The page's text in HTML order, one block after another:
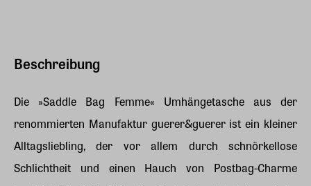
Beschreibung
Die »Saddle Bag Femme« Umhängetasche aus der
renommierten Manufaktur guerer&guerer ist ein kleiner
Alltagsliebling, der vor allem durch schnörkellose
Schlichtheit und einen Hauch von Postbag-Charme